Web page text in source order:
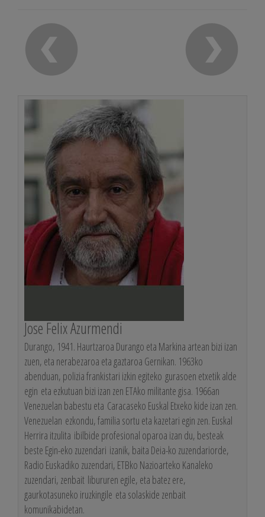
Jose Felix Azurmendi
Durango, 1941. Haurtzaroa Durango eta Markina artean bizi izan
zuen, eta nerabezaroa eta gaztaroa Gernikan. 1963ko
abenduan, polizia frankistari izkin egiteko gurasoen etxetik alde
egin eta ezkutuan bizi izan zen ETAko militante gisa. 1966an
Venezuelan babestu eta Caracaseko Euskal Etxeko kide izan zen.
Venezuelan ezkondu, familia sortu eta kazetari egin zen. Euskal
Herrira itzulita ibilbide profesional oparoa izan du, besteak
beste Egin-eko zuzendari izanik, baita Deia-ko zuzendariorde,
Radio Euskadiko zuzendari, ETBko Nazioarteko Kanaleko
zuzendari, zenbait libururen egile, eta batez ere,
gaurkotasuneko iruzkingile eta solaskide zenbait
komunikabidetan.